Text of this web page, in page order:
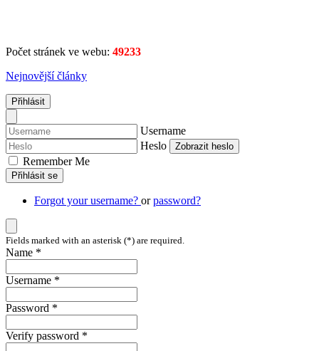
Počet stránek ve webu: 49233
Nejnovější články
Přihlásit
Username
Heslo
Zobrazit heslo
Remember Me
Přihlásit se
Forgot your username? orpassword?
Fields marked with an asterisk (*) are required.
Name *
Username *
Password *
Verify password *